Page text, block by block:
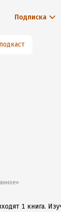
Подписка
1 книга.